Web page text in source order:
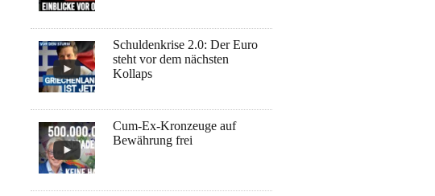
Schuldenkrise 2.0: Der Euro
steht vor dem nächsten
Kollaps
Cum-Ex-Kronzeuge auf
Bewährung frei